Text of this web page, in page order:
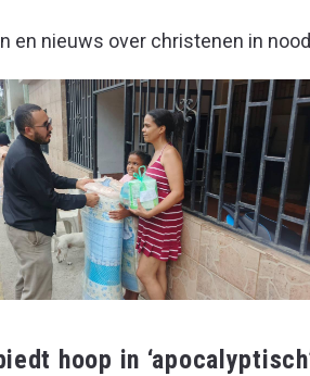
en nieuws over christenen in
hoop in